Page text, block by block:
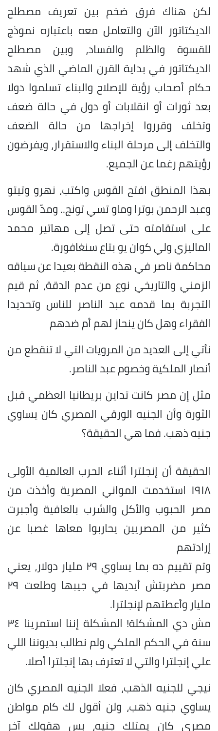
لكن هناك فرق ضخم بين تعريف مصطلح
الديكتاتور الآن والتعامل معه باعتباره نموذج
للقسوة والظلم والفساد، وبين مصطلح
الديكتاتور في بداية القرن الماضي الذي شهد
حكام أصحاب رؤية للإصلاح والبناء تسلموا دولا
بعد ثورات أو انقلابات أو دول في حالة ضعف
وتخلف وقرروا إخراجها من حالة الضعف
والتخلف إلى مرحلة البناء والاستقرار، ويفرضون
رؤيتهم رغما عن الجميع.
بهذا المنطق افتح القوس واكتب، نهرو وتيتو
وعبد الرحمن بوترا وماو تسي تونج.. ومدّ القوس
على استقامته حتى تصل إلى مهاتير محمد
الماليزي ولي كوان يو بتاع سنغافورة.
محاكمة ناصر في هذه النقطة بعيدا عن سياقه
الزمني والتاريخي نوع من عدم الدقة، ثم قيم
التجربة بما قدمه عبد الناصر للناس وتحديدا
الفقراء وهل كان ينحاز لهم أم ضدهم
نأتي إلى العديد من المرويات التي لا تنقطع من
أنصار الملكية وخصوم عبد الناصر.
مثل إن مصر كانت تداين بريطانيا العظمي قبل
الثورة وأن الجنيه الورقي المصري كان يساوي
جنيه ذهب. فما هي الحقيقة؟
الحقيقة أن إنجلترا أثناء الحرب العالمية الأولى
١٩١٨ استخدمت المواني المصرية وأخذت من
مصر الحبوب والأكل والشرب بالعافية وأجبرت
كثير من المصريين يحاربوا معاها غصبا عن
إرادتهم
وتم تقييم ده بما يساوي ٢٩ مليار دولار، يعني
مصر مضربتش أيديها في جيبها وطلعت ٢٩
مليار وأعطتهم لإنجلترا.
مش دي المشكلة! المشكلة إننا استمرينا ٣٤
سنة في الحكم الملكي ولم نطالب بديوننا اللي
علي إنجلترا والتي لا تعترف بها إنجلترا أصلا.
نيجي للجنيه الذهب، فعلا الجنيه المصري كان
يساوي جنيه ذهب، ولن أقول لك كام مواطن
مصري كان يمتلك جنيه، بس هقولك آخر